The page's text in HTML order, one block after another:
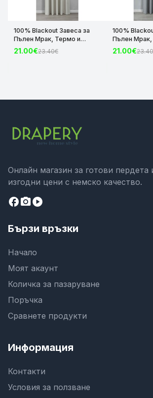
100% Blackout Завеса за
Пълен Мрак, Термо и
Шумоизолираща с коланче
цвят Крем, 175х140 и
21.00€23.40€
100%
Пълен
цвят Сив,
21.00€
Онлайн магазин за готови пердета
изгодни цени с немско качество.
facebookcamera_altplay_circle
Бързи връзки
Начало
Моят акаунт
Количка за пазаруване
Поръчка
Сравнете продукти
Информация
Контакти
Условия за ползване